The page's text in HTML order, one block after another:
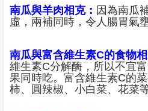
南瓜與羊肉相克： 因為南瓜
虛，兩補同時，令人腸胃氣
南瓜與富含維生素C的食物相
維生素C分解酶，所以不宜
果同時吃。富含維生素C的
柿、圓辣椒、小白菜、花菜